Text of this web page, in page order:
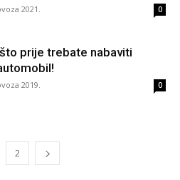
2021. 0
prije trebate nabaviti
2019. 0
2